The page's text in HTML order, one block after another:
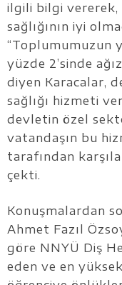
ilgili bilgi vererek,
sağlığının iyi
“Toplumumuzun
yüzde 2’sinde
diyen Karacalar,
sağlığı hizmeti
devletin özel
vatandaşın bu
tarafından
çekti.
Konuşmalardan
Ahmet Fazıl
göre NNYÜ Diş
eden ve en